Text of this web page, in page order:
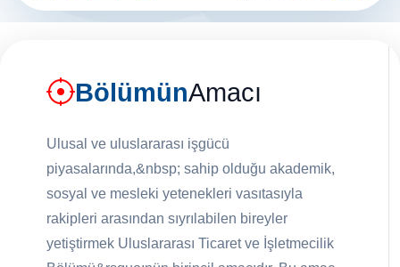
BölümünAmacı
Ulusal ve uluslararası işgücü
piyasalarında,&nbsp; sahip olduğu akademik,
sosyal ve mesleki yetenekleri vasıtasıyla
rakipleri arasından sıyrılabilen bireyler
yetiştirmek Uluslararası Ticaret ve İşletmecilik